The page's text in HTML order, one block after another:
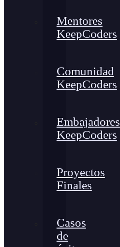
Mentores
KeepCoders
Comunidad
KeepCoders
Embajadores
KeepCoders
Proyectos
Finales
Casos
de